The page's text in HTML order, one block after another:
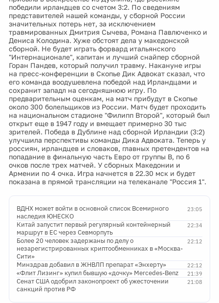
победили ирландцев со счетом 3:2. По сведениям
представителей нашей команды, у сборной России
значительных потерь нет, за исключением
травмированных Дмитрия Сычева, Романа Павлюченко и
Дениса Колодина. Хуже обстоят дела у македонской
сборной. Не будет играть форвард итальянского
"Интернационале", капитан и лучший снайпер сборной
Горан Пандев, который получил травму. Накануне игры
на пресс-конференции в Скопье Дик Адвокат сказал, что
его команда воодушевлена победой над Ирландцами и
сохранит западл на сегодняшнюю игру. По
предварительным оценкам, на матч прибудут в Скопье
около 300 болельщиков из России. Матч будет проходить
на национальном стадионе "Филипп Второй", который был
открыт еще в 1947 году и вмещает примерно 30 тыс
зрителей. Победа в Дублине над сборной Ирландии (3:2)
улучшила перспективы команды Дика Адвоката. Теперь у
россиян, ирландцев и словаков, главных претендентов на
попадание в финальную часть Евро от группы В, по 6
очков после трех матчей. У сборных Македонии и
Армении по 4 очка. Игра начнется в 22.30 мск и будет
показана в прямой трансляции на телеканале "Россия 1".
23:05
ВДНХ может войти в основной список Всемирного
наследия ЮНЕСКО
22:34
Китай запустит первый регулярный контейнерный
маршрут в ЕС через Севморпуть
22:12
Более 20 человек задержаны по делу о
незарегистрированных криптообменниках в «Москва-
Сити»
22:12
Минздрав добавил в ЖНВЛП препарат «Энхерту»
21:39
«Флит Лизинг» купил бывшую «дочку» Mercedes-Benz
21:08
Сенат США одобрил законопроект об ужесточении
санкций против РФ